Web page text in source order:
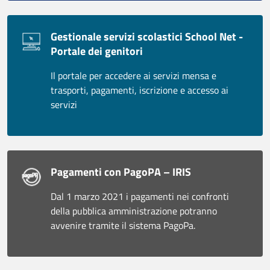
Gestionale servizi scolastici School Net -
Portale dei genitori
Il portale per accedere ai servizi mensa e
trasporti, pagamenti, iscrizione e accesso ai
servizi
Pagamenti con PagoPA – IRIS
Dal 1 marzo 2021 i pagamenti nei confronti
della pubblica amministrazione potranno
avvenire tramite il sistema PagoPa.